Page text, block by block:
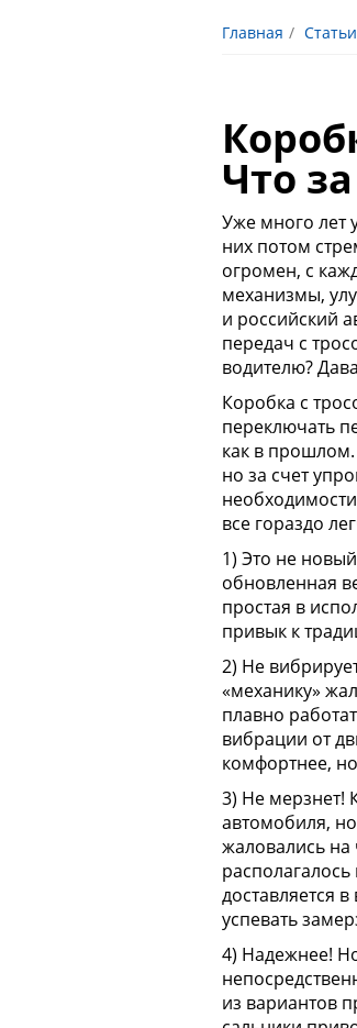
Главная Статьи
Что
Уже много лет
них потом
огромен, с
механизмы,
и российский
передач с
водителю?
Коробка с
переключать
как в
но за счет
все гораздо
1) Это не
обновленная
простая в
привык к
2) Не
«механику»
плавно
вибрации от
комфортнее,
3) Не мерзнет!
автомобиля,
жаловались на
доставляется
успевать
4) Надежнее!
из вариантов